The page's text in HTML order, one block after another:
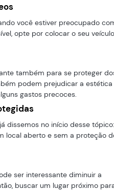
você estiver preocupado
opte por colocar o seu
também para se proteger
podem prejudicar a
gastos precoces.
dissemos no início desse
local aberto e sem a proteção
ser interessante diminuir a
buscar um lugar próximo